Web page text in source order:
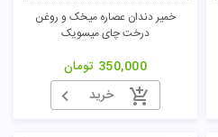
خمیر دندان عصاره میخک و روغن
درخت چای میسویک
350,000 تومان
خرید